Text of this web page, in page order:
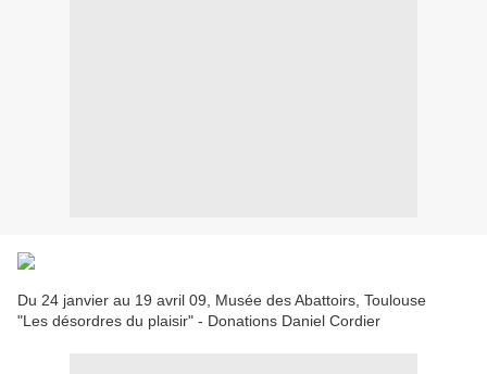
Du 24 janvier au 19 avril 09, Musée des Abattoirs, Toulouse
"Les désordres du plaisir" - Donations Daniel Cordier